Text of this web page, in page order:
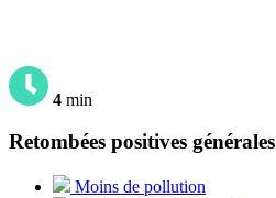
4 min
Retombées positives générales
Moins de pollution